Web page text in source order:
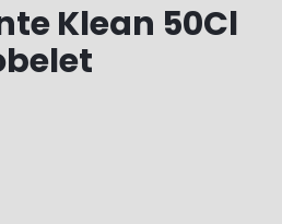
Klean 50Cl